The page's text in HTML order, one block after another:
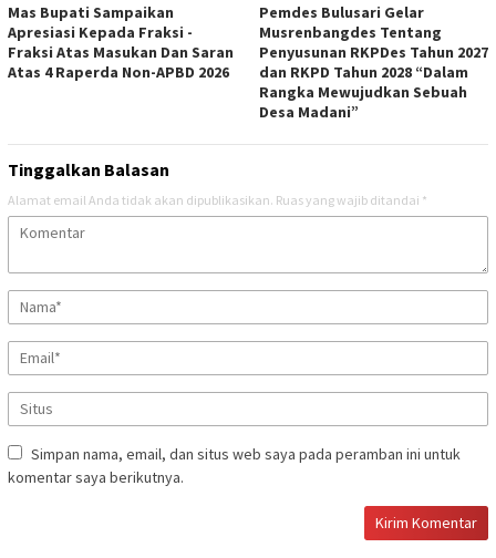
Mas Bupati Sampaikan
Apresiasi Kepada Fraksi -
Fraksi Atas Masukan Dan Saran
Atas 4 Raperda Non-APBD 2026
Pemdes Bulusari Gelar
Musrenbangdes Tentang
Penyusunan RKPDes Tahun 2027
dan RKPD Tahun 2028 “Dalam
Rangka Mewujudkan Sebuah
Desa Madani”
Tinggalkan Balasan
Alamat email Anda tidak akan dipublikasikan. Ruas yang wajib ditandai *
Simpan nama, email, dan situs web saya pada peramban ini untuk
komentar saya berikutnya.